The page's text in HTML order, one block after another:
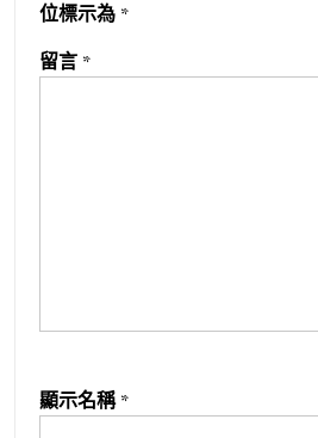
位標示為 *
留言 *
顯示名稱 *